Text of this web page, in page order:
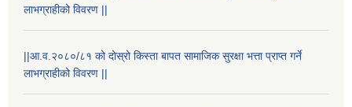
लाभग्राहीको विवरण ||
||आ.व.२०८०/८१ को दोस्रो किस्ता बापत सामाजिक सुरक्षा भत्ता प्राप्त गर्ने
लाभग्राहीको विवरण ||